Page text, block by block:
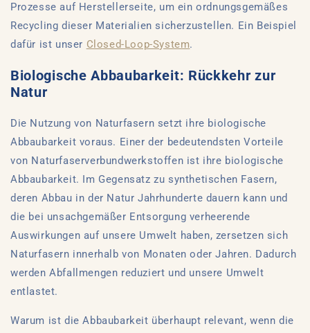
Prozesse auf Herstellerseite, um ein ordnungsgemäßes
Recycling dieser Materialien sicherzustellen. Ein Beispiel
dafür ist unser Closed-Loop-System.
Biologische Abbaubarkeit: Rückkehr zur
Natur
Die Nutzung von Naturfasern setzt ihre biologische
Abbaubarkeit voraus. Einer der bedeutendsten Vorteile
von Naturfaserverbundwerkstoffen ist ihre biologische
Abbaubarkeit. Im Gegensatz zu synthetischen Fasern,
deren Abbau in der Natur Jahrhunderte dauern kann und
die bei unsachgemäßer Entsorgung verheerende
Auswirkungen auf unsere Umwelt haben, zersetzen sich
Naturfasern innerhalb von Monaten oder Jahren. Dadurch
werden Abfallmengen reduziert und unsere Umwelt
entlastet.
Warum ist die Abbaubarkeit überhaupt relevant, wenn die